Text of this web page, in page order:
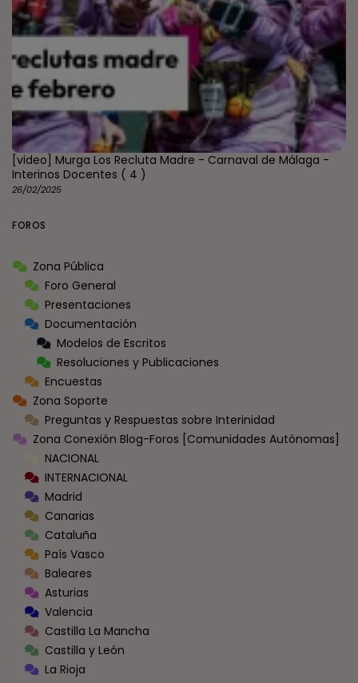
[video] Murga Los Recluta Madre - Carnaval de Málaga -
Interinos Docentes ( 4 )
26/02/2025
FOROS
Zona Pública
Foro General
Presentaciones
Documentación
Modelos de Escritos
Resoluciones y Publicaciones
Encuestas
Zona Soporte
Preguntas y Respuestas sobre Interinidad
Zona Conexión Blog-Foros [Comunidades Autónomas]
NACIONAL
INTERNACIONAL
Madrid
Canarias
Cataluña
País Vasco
Baleares
Asturias
Valencia
Castilla La Mancha
Castilla y León
La Rioja